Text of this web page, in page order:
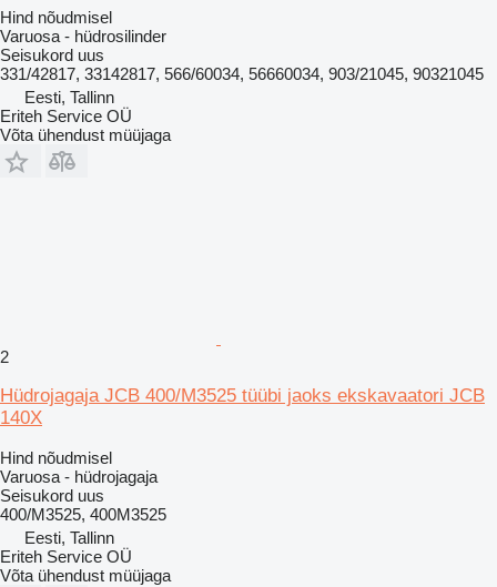
Hind nõudmisel
Varuosa - hüdrosilinder
Seisukord uus
331/42817, 33142817, 566/60034, 56660034, 903/21045, 90321045
Eesti, Tallinn
Eriteh Service OÜ
Võta ühendust müüjaga
2
Hüdrojagaja JCB 400/M3525 tüübi jaoks ekskavaatori JCB
140X
Hind nõudmisel
Varuosa - hüdrojagaja
Seisukord uus
400/M3525, 400M3525
Eesti, Tallinn
Eriteh Service OÜ
Võta ühendust müüjaga